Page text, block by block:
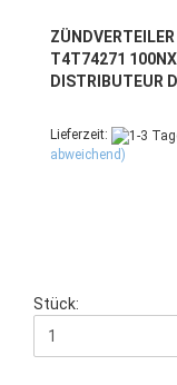
T4T74271
DISTRIBUTEUR
Lieferzeit:
abweichend)
Stück: